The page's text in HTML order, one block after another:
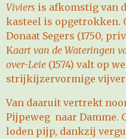
Viviers is afkomstig van
kasteel is opgetrokken.
Donaat Segers (1750,
Kaart van de Wateringen
over-Leie (1574) valt op
strijkijzervormige vijver
Van daaruit vertrekt
Pijpeweg naar Damme.
loden pijp, dankzij